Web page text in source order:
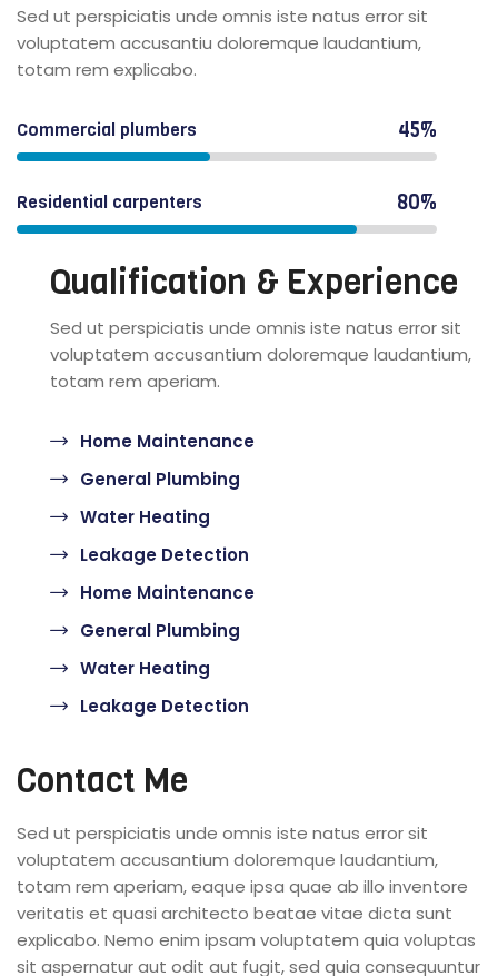
Sed ut perspiciatis unde omnis iste natus error sit
voluptatem accusantiu doloremque laudantium,
totam rem explicabo.
Commercial plumbers 45%
Residential carpenters 80%
Qualification & Experience
Sed ut perspiciatis unde omnis iste natus error sit
voluptatem accusantium doloremque laudantium,
totam rem aperiam.
Home Maintenance
General Plumbing
Water Heating
Leakage Detection
Home Maintenance
General Plumbing
Water Heating
Leakage Detection
Contact Me
Sed ut perspiciatis unde omnis iste natus error sit
voluptatem accusantium doloremque laudantium,
totam rem aperiam, eaque ipsa quae ab illo inventore
veritatis et quasi architecto beatae vitae dicta sunt
explicabo. Nemo enim ipsam voluptatem quia voluptas
sit aspernatur aut odit aut fugit, sed quia consequuntur